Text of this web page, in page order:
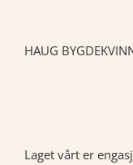
HAUG
Laget vårt er